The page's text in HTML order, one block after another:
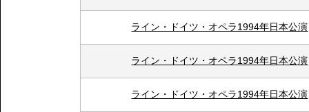
ライン・ドイツ・オペラ1994年日本公演
ライン・ドイツ・オペラ1994年日本公演
ライン・ドイツ・オペラ1994年日本公演